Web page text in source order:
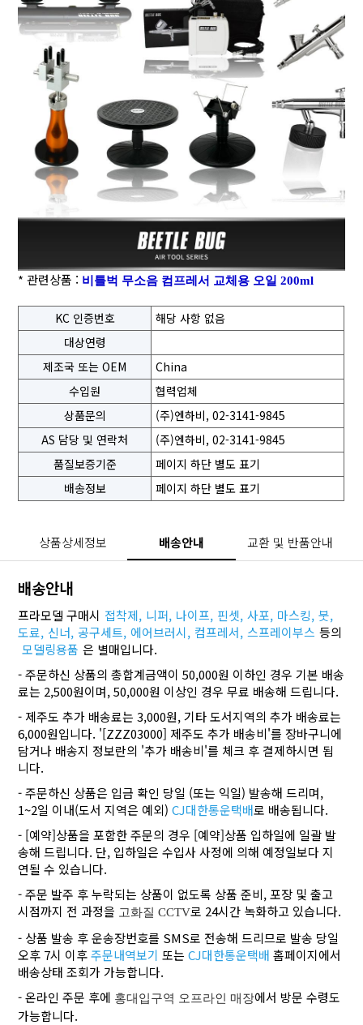
* 관련상품 : 비틀벅 무소음 컴프레서 교체용 오일 200ml
KC 인증번호
해당 사항 없음
대상연령
제조국 또는 OEM
China
수입원
협력업체
상품문의
(주)엔하비, 02-3141-9845
AS 담당 및 연락처
(주)엔하비, 02-3141-9845
품질보증기준
페이지 하단 별도 표기
배송정보
페이지 하단 별도 표기
상품상세정보 배송안내 교환 및 반품안내
배송안내
프라모델 구매시 접착제, 니퍼, 나이프, 핀셋, 사포, 마스킹, 붓,
도료, 신너, 공구세트, 에어브러시, 컴프레서, 스프레이부스 등의
모델링용품 은 별매입니다.
- 주문하신 상품의 총합계금액이 50,000원 이하인 경우 기본 배송
료는 2,500원이며, 50,000원 이상인 경우 무료 배송해 드립니다.
- 제주도 추가 배송료는 3,000원, 기타 도서지역의 추가 배송료는
6,000원입니다. '[ZZZ03000] 제주도 추가 배송비'를 장바구니에
담거나 배송지 정보란의 '추가 배송비'를 체크 후 결제하시면 됩
니다.
- 주문하신 상품은 입금 확인 당일 (또는 익일) 발송해 드리며,
1~2일 이내(도서 지역은 예외)CJ대한통운택배로 배송됩니다.
- [예약]상품을 포함한 주문의 경우 [예약]상품 입하일에 일괄 발
송해 드립니다. 단, 입하일은 수입사 사정에 의해 예정일보다 지
연될 수 있습니다.
- 주문 발주 후 누락되는 상품이 없도록 상품 준비, 포장 및 출고
시점까지 전 과정을 고화질 CCTV로 24시간 녹화하고 있습니다.
- 상품 발송 후 운송장번호를 SMS로 전송해 드리므로 발송 당일
오후 7시 이후주문내역보기 또는CJ대한통운택배 홈페이지에서
배송상태 조회가 가능합니다.
- 온라인 주문 후에 홍대입구역 오프라인 매장에서 방문 수령도
가능합니다.